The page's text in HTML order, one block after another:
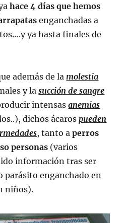
hace 4 días que hemos
enganchadas a
ya hasta finales de
además de la molestia
y lasucción de sangre
intensasanemias
dichos ácarospueden
, tanto aperros
personas (varios
información tras ser
parásito enganchado en
niños).